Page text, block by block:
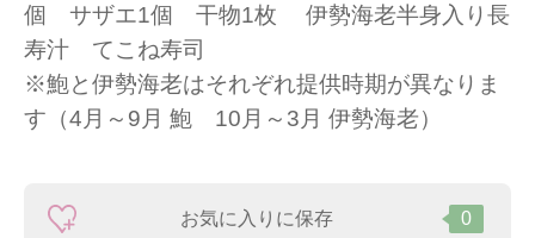
個 サザエ1個 干物1枚 伊勢海老半身入り長
寿汁 てこね寿司
※鮑と伊勢海老はそれぞれ提供時期が異なりま
す（4月～9月 鮑 10月～3月 伊勢海老）
お気に入りに保存 0